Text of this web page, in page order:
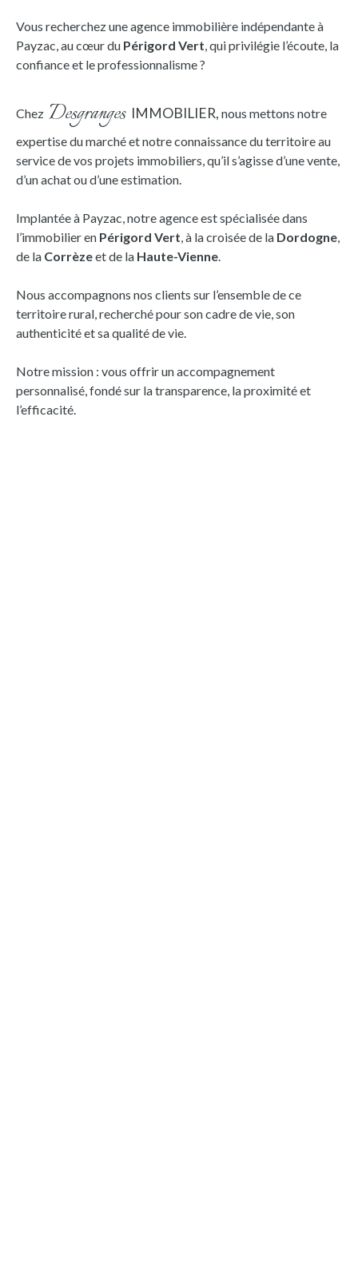
Vous recherchez une agence immobilière indépendante à
Payzac, au cœur du Périgord Vert, qui privilégie l’écoute, la
confiance et le professionnalisme ?
Chez Desgranges IMMOBILIER, nous mettons notre
expertise du marché et notre connaissance du territoire au
service de vos projets immobiliers, qu’il s’agisse d’une vente,
d’un achat ou d’une estimation.
Implantée à Payzac, notre agence est spécialisée dans
l’immobilier en Périgord Vert, à la croisée de la Dordogne,
de la Corrèzeet de la Haute-Vienne.
Nous accompagnons nos clients sur l’ensemble de ce
territoire rural, recherché pour son cadre de vie, son
authenticité et sa qualité de vie.
Notre mission : vous offrir un accompagnement
personnalisé, fondé sur la transparence, la proximité et
l’efficacité.